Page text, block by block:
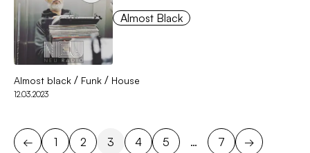
Almost Black
Almost black / Funk / House
12.03.2023
← 1 2 3 4 5 … 7 →